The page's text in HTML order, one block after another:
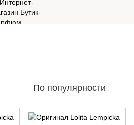
По популярности